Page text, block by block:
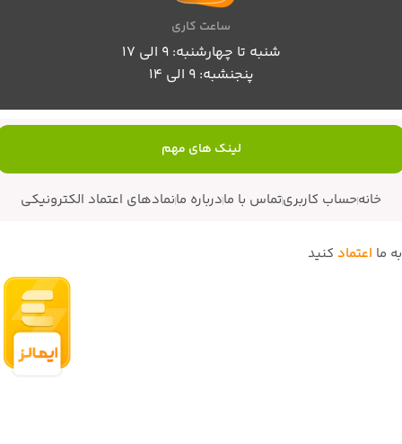
ساعت کاری
شنبه تا چهارشنبه: 9 الی 17
پنجنشبه: 9 الی 14
لینک های مهم
خانهحساب کاربریتماس با مادرباره مانمادهای اعتماد الکترونیکی
به ما اعتماد کنید